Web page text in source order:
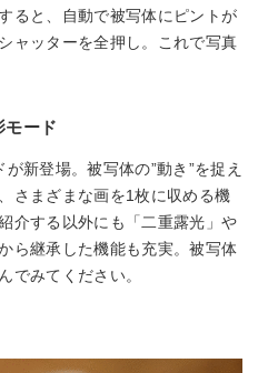
ると、自動で被写体にピントが
ャッターを全押し。これで写真
モード
新登場。被写体の”動き”を捉え
さまざまな画を1枚に収める機
介する以外にも「二重露光」や
ら継承した機能も充実。被写体
でみてください。